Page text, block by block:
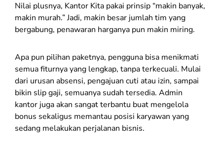
Nilai plusnya, Kantor Kita pakai prinsip “makin banyak,
makin murah.” Jadi, makin besar jumlah tim yang
bergabung, penawaran harganya pun makin miring.
Apa pun pilihan paketnya, pengguna bisa menikmati
semua fiturnya yang lengkap, tanpa terkecuali. Mulai
dari urusan absensi, pengajuan cuti atau izin, sampai
bikin slip gaji, semuanya sudah tersedia. Admin
kantor juga akan sangat terbantu buat mengelola
bonus sekaligus memantau posisi karyawan yang
sedang melakukan perjalanan bisnis.